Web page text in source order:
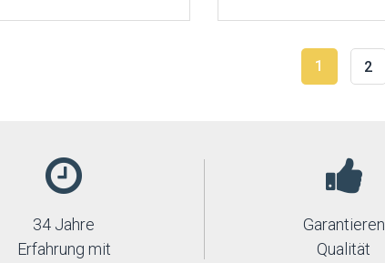
1 2
34 Jahre
Erfahrung mit
Garantieren
Qualität